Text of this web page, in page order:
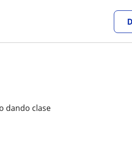
dando clase